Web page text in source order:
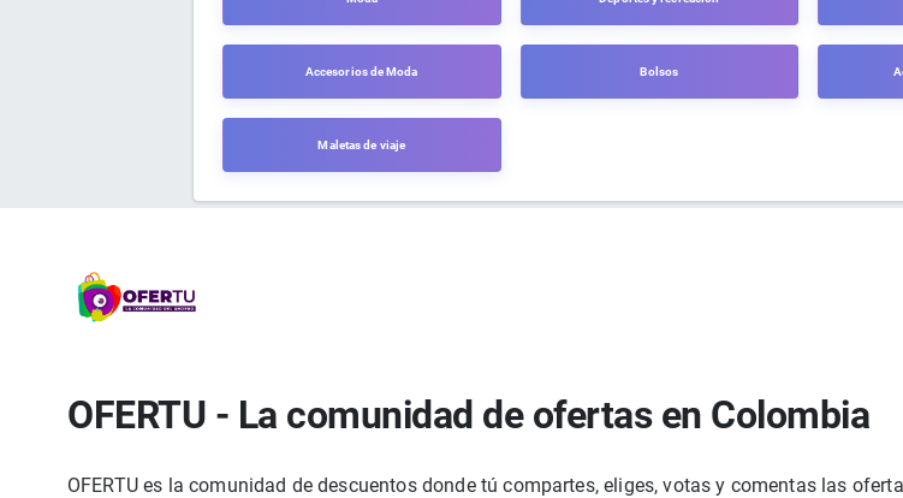
Accesorios de Moda Bolsos
Maletas de viaje
OFERTU - La comunidad de ofertas en Colombia
OFERTU es la comunidad de descuentos donde tú compartes, eliges, votas y comentas las